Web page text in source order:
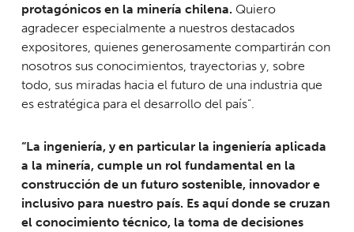
protagónicos en la minería chilena. Quiero
agradecer especialmente a nuestros destacados
expositores, quienes generosamente compartirán con
nosotros sus conocimientos, trayectorias y, sobre
todo, sus miradas hacia el futuro de una industria que
es estratégica para el desarrollo del país”.
“La ingeniería, y en particular la ingeniería aplicada
a la minería, cumple un rol fundamental en la
construcción de un futuro sostenible, innovador e
inclusivo para nuestro país. Es aquí donde se cruzan
el conocimiento técnico, la toma de decisiones